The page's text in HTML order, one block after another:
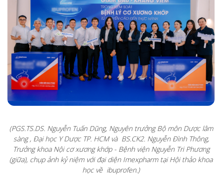
(PGS.TS.DS. Nguyễn Tuấn Dũng, Nguyên trưởng Bộ môn Dược lâm
sàng , Đại học Y Dược TP. HCM và BS.CK2. Nguyễn Đình Thông,
Trưởng khoa Nội cơ xương khớp - Bệnh viện Nguyễn Tri Phương
(giữa), chụp ảnh kỷ niệm với đại diện Imexpharm tại Hội thảo khoa
học về ibuprofen.)